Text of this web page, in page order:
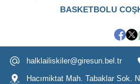
BASKETBOLU
halklailiskiler@giresun.bel.tr
Hacımiktat Mah. Tabaklar Sok.